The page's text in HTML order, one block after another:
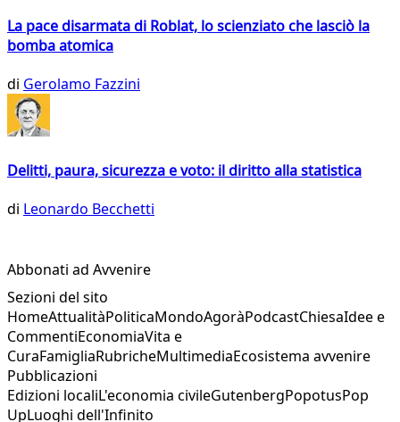
La pace disarmata di Roblat, lo scienziato che lasciò la
bomba atomica
di Gerolamo Fazzini
Delitti, paura, sicurezza e voto: il diritto alla statistica
di Leonardo Becchetti
Abbonati ad Avvenire
Sezioni del sito
HomeAttualitàPoliticaMondoAgoràPodcastChiesaIdee e
CommentiEconomiaVita e
CuraFamigliaRubricheMultimediaEcosistema avvenire
Pubblicazioni
Edizioni localiL'economia civileGutenbergPopotusPop
UpLuoghi dell'Infinito